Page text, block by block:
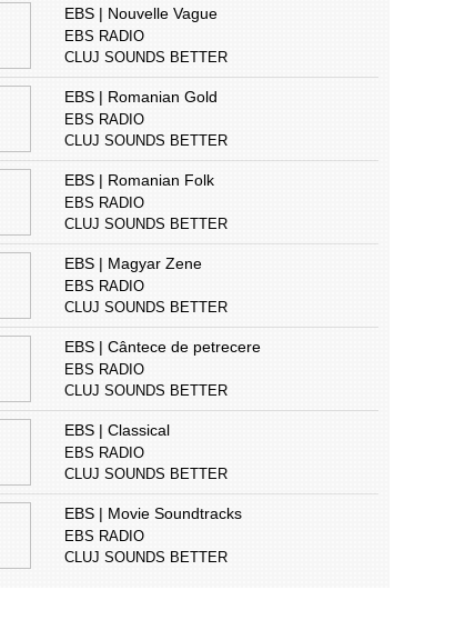
EBS | Nouvelle Vague
EBS RADIO
CLUJ SOUNDS BETTER
EBS | Romanian Gold
EBS RADIO
CLUJ SOUNDS BETTER
EBS | Romanian Folk
EBS RADIO
CLUJ SOUNDS BETTER
EBS | Magyar Zene
EBS RADIO
CLUJ SOUNDS BETTER
EBS | Cântece de petrecere
EBS RADIO
CLUJ SOUNDS BETTER
EBS | Classical
EBS RADIO
CLUJ SOUNDS BETTER
EBS | Movie Soundtracks
EBS RADIO
CLUJ SOUNDS BETTER